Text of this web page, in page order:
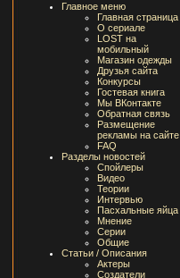
Главное меню
Главная страница
О сериале
LOST на
мобильный
Магазин одежды
Друзья сайта
Конкурсы
Гостевая книга
Мы ВКонтакте
Обратная связь
Размещение
рекламы на сайте
FAQ
Разделы новостей
Спойлеры
Видео
Теории
Интервью
Пасхальные яйца
Мнение
Серии
Общие
Статьи / Описания
Актеры
Создатели